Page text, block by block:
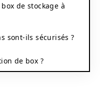
de stockage à
sont-ils sécurisés ?
de box ?